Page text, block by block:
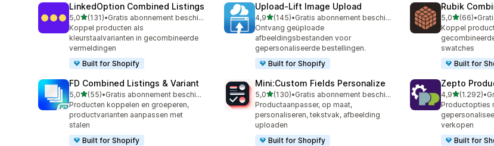
LinkedOption Combined Listings
5,0van 5 sterren
(131)
131 recensies in totaal
•
Gratis abonnement beschikbaar
Koppel producten als
kleurstaalvarianten in gecombineerde
vermeldingen
Built for Shopify
Upload‑Lift Image Upload
4,9van 5 sterren
(145)
145 recensies in totaal
•
Gratis abonnement beschikbaar
Ontvang geüploade
afbeeldingsbestanden voor
gepersonaliseerde bestellingen.
Built for Shopify
Rubik
5,0van 5
(66)
66 recensies
•
Koppel
swatches
Built for
FD Combined Listings & Variant
5,0van 5 sterren
(55)
55 recensies in totaal
•
Gratis abonnement beschikbaar
Producten koppelen en groeperen,
productvarianten aanpassen met
stalen
Built for Shopify
Mini:Custom Fields Personalize
5,0van 5 sterren
(130)
130 recensies in totaal
•
Gratis abonnement beschikbaar
Productaanpasser, op maat,
personaliseren, tekstvak, afbeelding
uploaden
Built for Shopify
Zepto
4,9van 5
(1.292)
1292 •
Productopties
verkopen
Built for